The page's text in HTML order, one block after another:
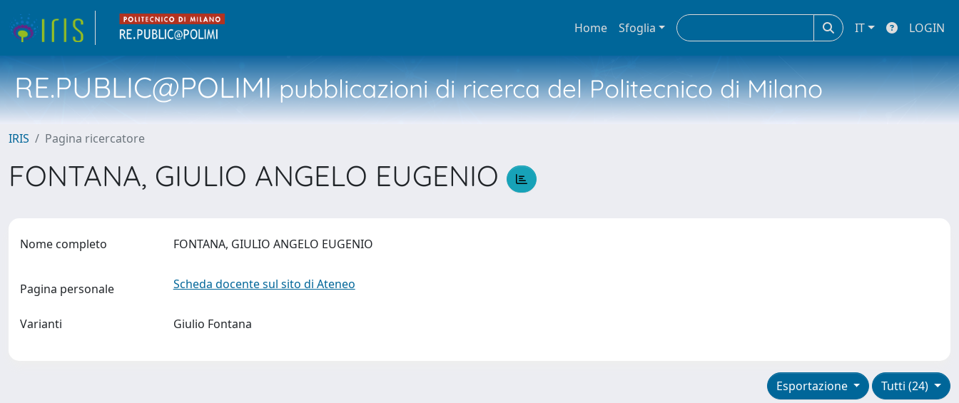
Home Sfoglia IT LOGIN
RE.PUBLIC@POLIMIpubblicazioni di ricerca del Politecnico di Milano
IRIS Pagina ricercatore
FONTANA, GIULIO ANGELO EUGENIO
Nome completo FONTANA, GIULIO ANGELO EUGENIO
Pagina personale Scheda docente sul sito di Ateneo
Varianti Giulio Fontana
Tutti (24)
Esportazione